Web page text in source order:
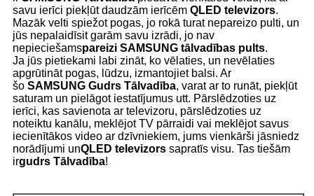
savu ierīci piekļūt daudzām ierīcēm QLED televizors.
Mazāk velti spiežot pogas, jo rokā turat nepareizo pulti, un
jūs nepalaidīsit garām savu izrādi, jo nav
nepieciešamspareizi SAMSUNG tālvadības pults.
Ja jūs pietiekami labi zināt, ko vēlaties, un nevēlaties
apgrūtināt pogas, lūdzu, izmantojiet balsi. Ar
šo SAMSUNG Gudrs Tālvadība, varat ar to runāt, piekļūt
saturam un pielāgot iestatījumus utt. Pārslēdzoties uz
ierīci, kas savienota ar televizoru, pārslēdzoties uz
noteiktu kanālu, meklējot TV pārraidi vai meklējot savus
iecienītākos video ar dzīvniekiem, jums vienkārši jāsniedz
norādījumi unQLED televizors sapratīs visu. Tas tiešām
irgudrs Tālvadība!